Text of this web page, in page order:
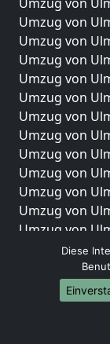
Umzug von
Umzug von
Umzug von
Umzug von
Umzug von
Umzug von
Umzug von
Umzug von
Umzug von
Umzug von
Umzug von
Umzug von
Umzug von
Umzug von
Umzug von
Umzug von
Umzug von
Diese